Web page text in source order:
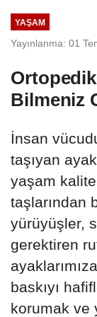
YAŞAM
Yayınlanma: 01
Bilmeniz
İnsan
taşıyan
yaşam
taşlarından
yürüyüşler,
gerektiren
baskıyı
korumak ve